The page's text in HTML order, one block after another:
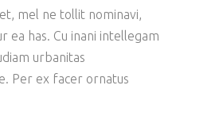
mel ne tollit nominavi,
ea has. Cu inani intellegam
urbanitas
Per ex facer ornatus